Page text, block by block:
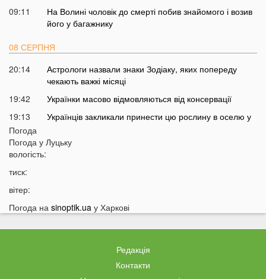
09:11
На Волині чоловік до смерті побив знайомого і возив
його у багажнику
08 СЕРПНЯ
20:14
Астрологи назвали знаки Зодіаку, яких попереду
чекають важкі місяці
19:42
Українки масово відмовляються від консервації
19:13
Українців закликали принести цю рослину в оселю у
18:41
Мороз чи аномальне тепло: якою буде зима в Україні
17:40
17:14
У Луцьку на Ковельській зіткнулися два авто:
На Волині тракторист збив на смерть 58-річного
Погода
Погода у Луцьку
вологість:
тиск:
вітер:
Погода на sinoptik.ua у Харкові
Редакція
Контакти